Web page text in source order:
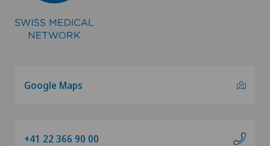
Google Maps
+41 22 366 90 00